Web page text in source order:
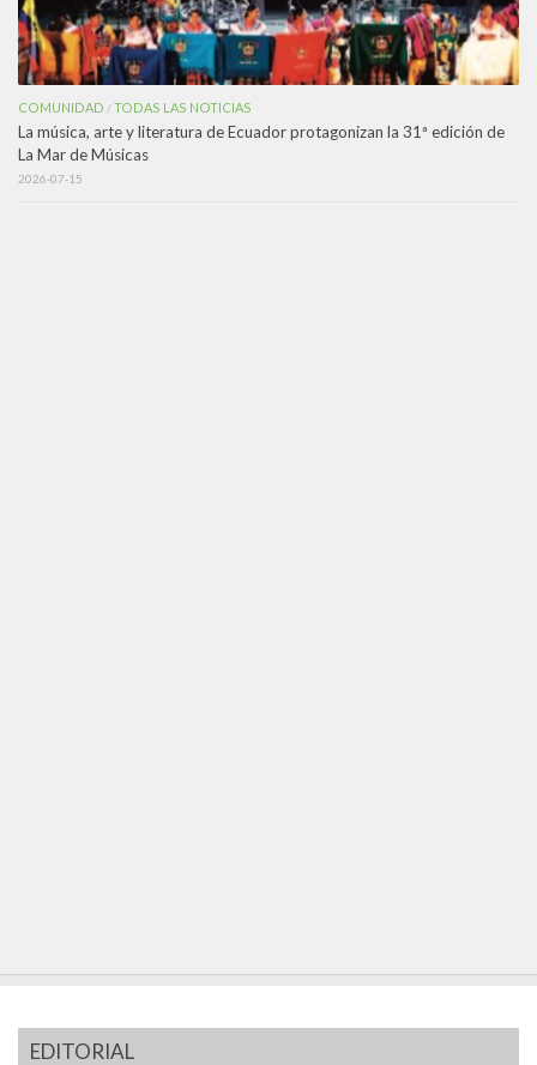
COMUNIDAD /TODAS LAS NOTICIAS
La música, arte y literatura de Ecuador protagonizan la 31ª edición de
La Mar de Músicas
2026-07-15
EDITORIAL